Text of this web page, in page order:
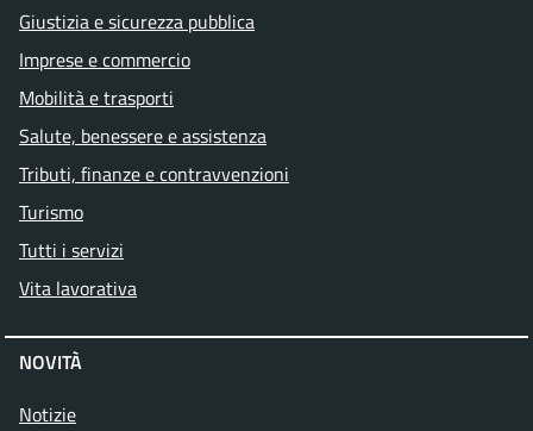
Giustizia e sicurezza pubblica
Imprese e commercio
Mobilità e trasporti
Salute, benessere e assistenza
Tributi, finanze e contravvenzioni
Turismo
Tutti i servizi
Vita lavorativa
NOVITÀ
Notizie